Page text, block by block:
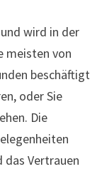
wird in der
meisten von
beschäftigt
oder Sie
Die
das Vertrauen